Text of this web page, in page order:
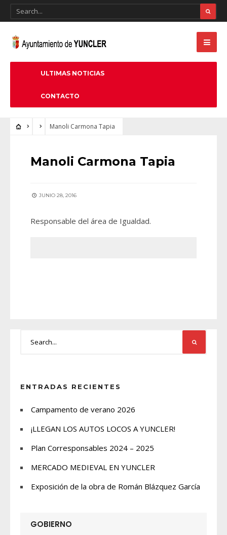
ULTIMAS NOTICIAS
CONTACTO
Manoli Carmona Tapia
Manoli Carmona Tapia
JUNIO 28, 2016
Responsable del área de Igualdad.
ENTRADAS RECIENTES
Campamento de verano 2026
¡LLEGAN LOS AUTOS LOCOS A YUNCLER!
Plan Corresponsables 2024 – 2025
MERCADO MEDIEVAL EN YUNCLER
Exposición de la obra de Román Blázquez García
GOBIERNO